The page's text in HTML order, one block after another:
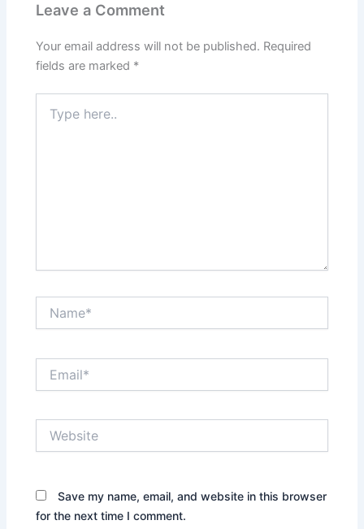
Leave a Comment
Your email address will not be published. Required
fields are marked *
here..
Save my name, email, and website in this browser
for the next time I comment.